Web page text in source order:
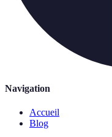
Navigation
Accueil
Blog